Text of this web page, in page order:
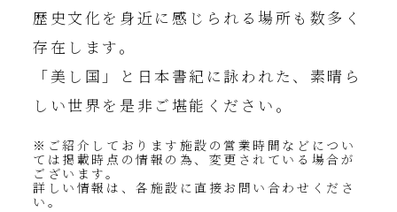
歴史文化を身近に感じられる場所も数多く
存在します。
「美し国」と日本書紀に詠われた、素晴ら
しい世界を是非ご堪能ください。
※ご紹介しております施設の営業時間などについ
ては掲載時点の情報の為、 変更されている場合が
ございます。
詳しい情報は、各施設に直接お問い合わせくださ
い。